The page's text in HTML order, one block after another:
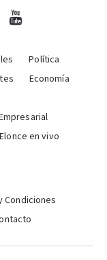
Política
Economía
Elonce en vivo
Condiciones